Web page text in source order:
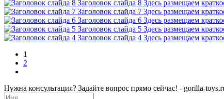
Заголовок слайда 8 Здесь размещаем
Заголовок слайда 7 Здесь размещаем
Заголовок слайда 6 Здесь размещаем
Заголовок слайда 5 Здесь размещаем
Заголовок слайда 4 Здесь размещаем
1
2
Нужна консультация? Задайте вопрос прямо сейчас! - gorilla-